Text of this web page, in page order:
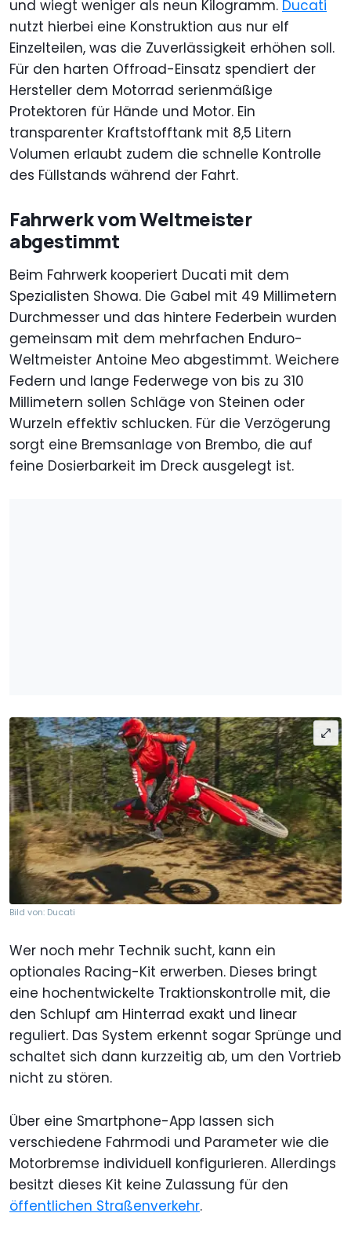
und wiegt weniger als neun Kilogramm. Ducati
nutzt hierbei eine Konstruktion aus nur elf
Einzelteilen, was die Zuverlässigkeit erhöhen soll.
Für den harten Offroad-Einsatz spendiert der
Hersteller dem Motorrad serienmäßige
Protektoren für Hände und Motor. Ein
transparenter Kraftstofftank mit 8,5 Litern
Volumen erlaubt zudem die schnelle Kontrolle
des Füllstands während der Fahrt.
Fahrwerk vom Weltmeister
abgestimmt
Beim Fahrwerk kooperiert Ducati mit dem
Spezialisten Showa. Die Gabel mit 49 Millimetern
Durchmesser und das hintere Federbein wurden
gemeinsam mit dem mehrfachen Enduro-
Weltmeister Antoine Meo abgestimmt. Weichere
Federn und lange Federwege von bis zu 310
Millimetern sollen Schläge von Steinen oder
Wurzeln effektiv schlucken. Für die Verzögerung
sorgt eine Bremsanlage von Brembo, die auf
feine Dosierbarkeit im Dreck ausgelegt ist.
Bild von: Ducati
Wer noch mehr Technik sucht, kann ein
optionales Racing-Kit erwerben. Dieses bringt
eine hochentwickelte Traktionskontrolle mit, die
den Schlupf am Hinterrad exakt und linear
reguliert. Das System erkennt sogar Sprünge und
schaltet sich dann kurzzeitig ab, um den Vortrieb
nicht zu stören.
Über eine Smartphone-App lassen sich
verschiedene Fahrmodi und Parameter wie die
Motorbremse individuell konfigurieren. Allerdings
besitzt dieses Kit keine Zulassung für den
öffentlichen Straßenverkehr.